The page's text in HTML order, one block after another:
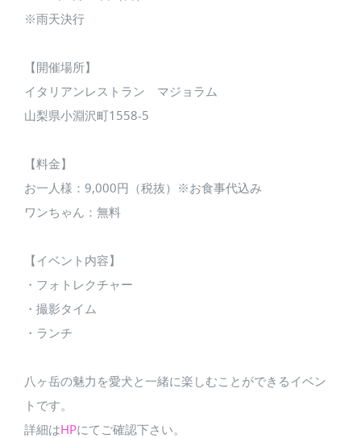
※雨天決行
【開催場所】
イタリアンレストラン マジョラム
山梨県小淵沢町1558-5
【料金】
お一人様：9,000円（税抜）※お食事代込み
ワンちゃん：無料
【イベント内容】
・フォトレクチャー
・撮影タイム
・ランチ
八ヶ岳の魅力を愛犬と一緒に楽しむことができるイベン
トです。
詳細はHPにてご確認下さい。